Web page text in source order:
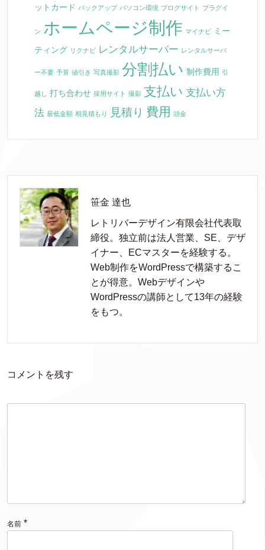
ットカード バックアップ パソコン環境 ブログサイト プラグイ
ン ホームページ制作 マイナビ ミー
ティング リクナビ レンタルサーバー レンタルサーバ
ー不要 予算 値引き 写真撮影 分割払い 制作費用 引
越し 打ち合わせ 採用サイト 撮影 支払い 支払い方
法 最低金額 相見積もり 見積り 費用 頭金
笹金 達也
レトリバーデザイン有限会社代表取
締役。独立前は法人営業、SE、デザ
イナー、ECマスターを経験する。
Web制作をWordPressで構築するこ
とが得意。Webデザインや
WordPressの講師として13年の経験
をもつ。
コメントを残す
名前 *